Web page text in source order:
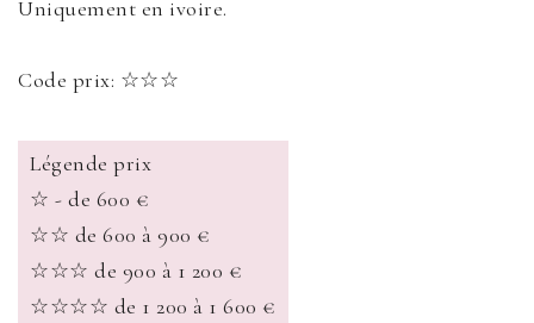
Uniquement en ivoire.
Code prix: ☆☆☆
Légende prix
☆ - de 600 €
☆☆ de 600 à 900 €
☆☆☆ de 900 à 1 200 €
☆☆☆☆ de 1 200 à 1 600 €